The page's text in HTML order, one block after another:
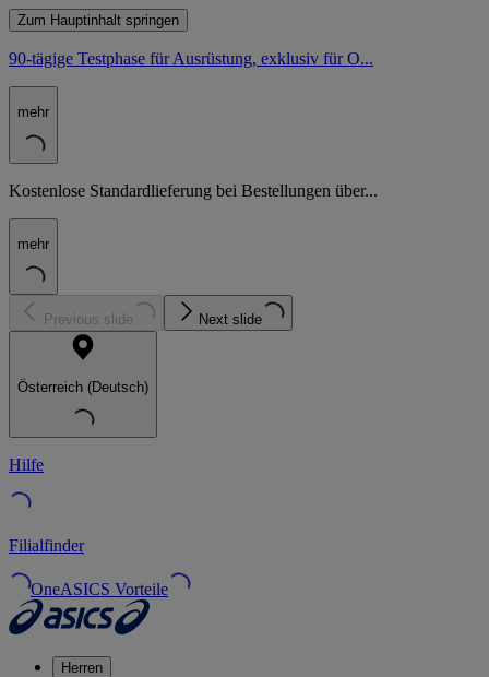
Zum Hauptinhalt springen
90-tägige Testphase für Ausrüstung, exklusiv für O...
mehr
Kostenlose Standardlieferung bei Bestellungen über...
mehr
Previous slide Next slide
Österreich (Deutsch)
Hilfe
Filialfinder
OneASICS Vorteile
Herren